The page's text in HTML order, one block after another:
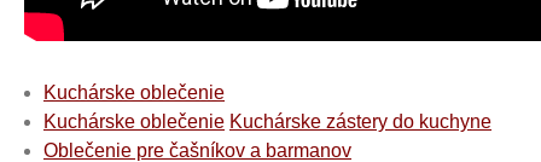
Kuchárske oblečenie
Kuchárske oblečenie Kuchárske zástery do kuchyne
Oblečenie pre čašníkov a barmanov